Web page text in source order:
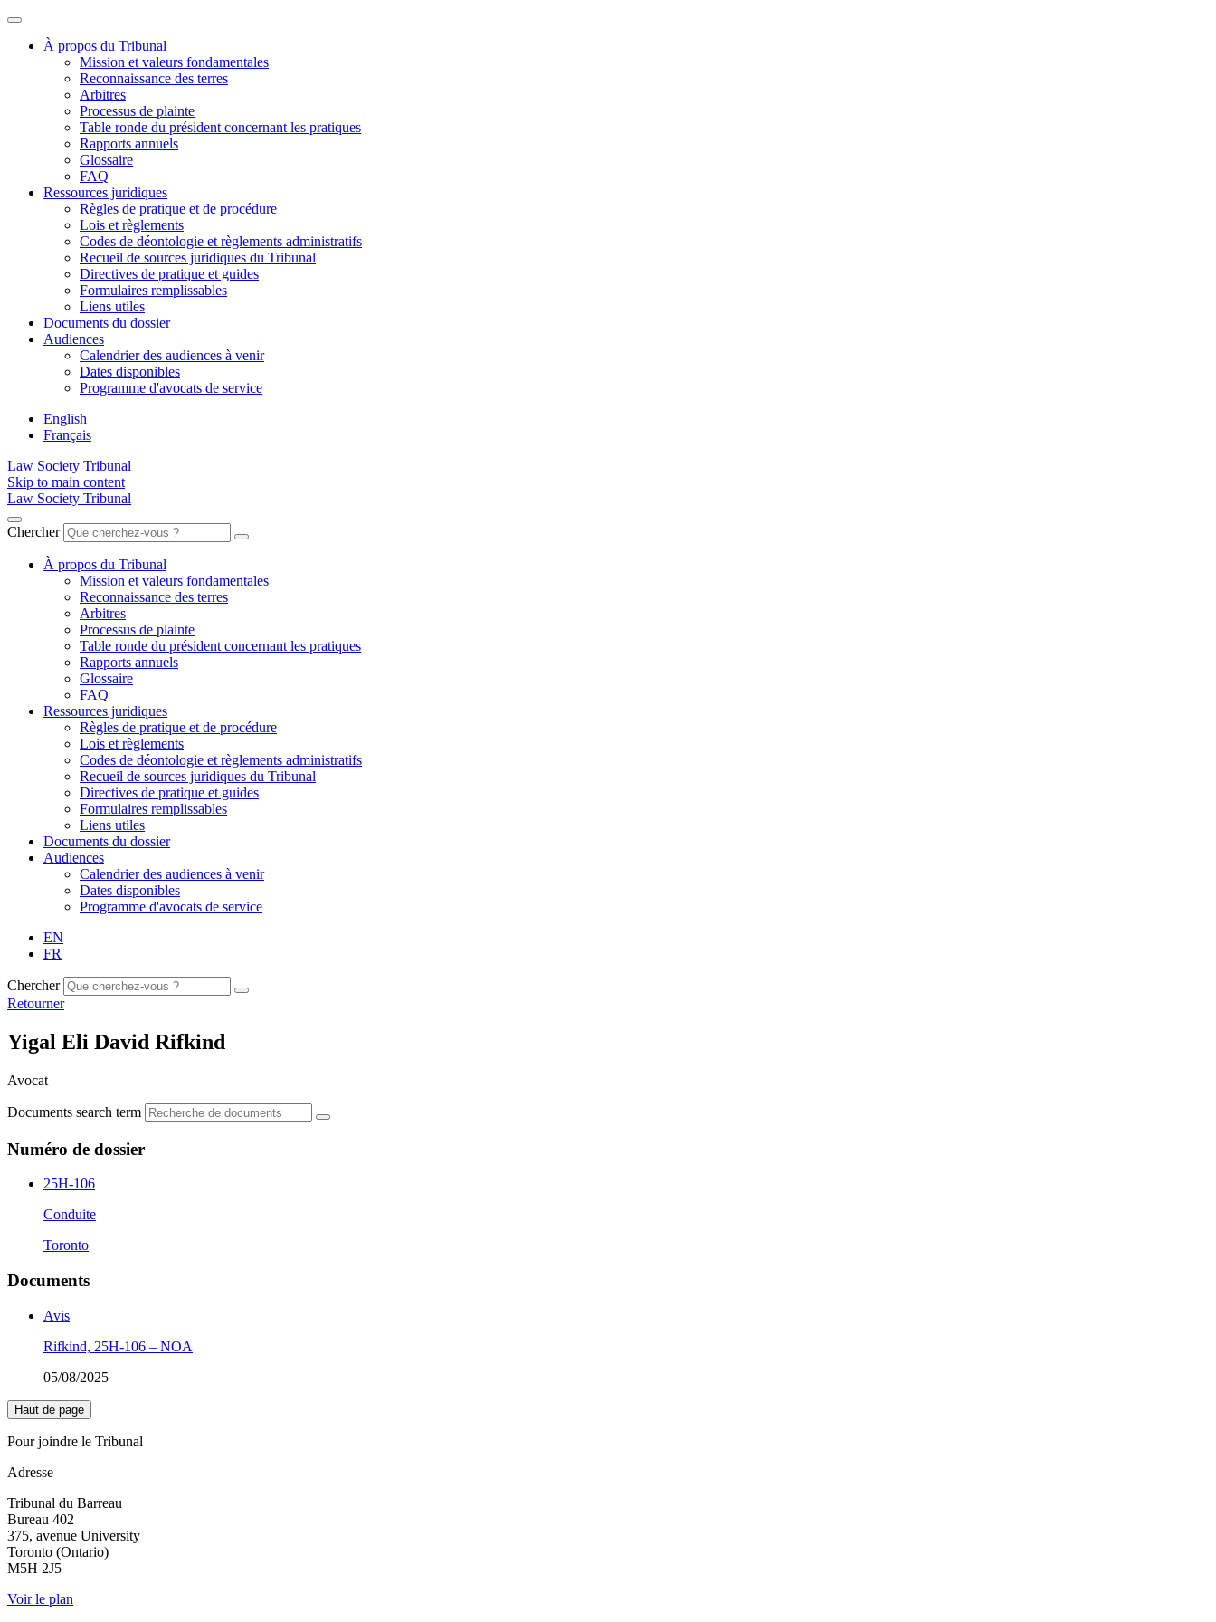
À propos du Tribunal
Mission et valeurs fondamentales
Reconnaissance des terres
Arbitres
Processus de plainte
Table ronde du président concernant les pratiques
Rapports annuels
Glossaire
FAQ
Ressources juridiques
Règles de pratique et de procédure
Lois et règlements
Codes de déontologie et règlements administratifs
Recueil de sources juridiques du Tribunal
Directives de pratique et guides
Formulaires remplissables
Liens utiles
Documents du dossier
Audiences
Calendrier des audiences à venir
Dates disponibles
Programme d'avocats de service
English
Français
Law Society Tribunal
Skip to main content
Law Society Tribunal
Chercher
À propos du Tribunal
Mission et valeurs fondamentales
Reconnaissance des terres
Arbitres
Processus de plainte
Table ronde du président concernant les pratiques
Rapports annuels
Glossaire
FAQ
Ressources juridiques
Règles de pratique et de procédure
Lois et règlements
Codes de déontologie et règlements administratifs
Recueil de sources juridiques du Tribunal
Directives de pratique et guides
Formulaires remplissables
Liens utiles
Documents du dossier
Audiences
Calendrier des audiences à venir
Dates disponibles
Programme d'avocats de service
EN
FR
Chercher
Retourner
Yigal Eli David Rifkind
Avocat
Documents search term
Numéro de dossier
25H-106
Conduite
Toronto
Documents
Avis
Rifkind, 25H-106 – NOA
05/08/2025
Haut de page
Pour joindre le Tribunal
Adresse
Tribunal du Barreau
Bureau 402
375, avenue University
Toronto (Ontario)
M5H 2J5
Voir le plan